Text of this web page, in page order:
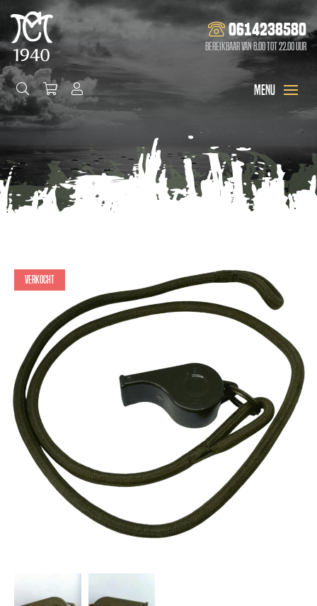
0614238580
Bereikbaar van 8.00 tot 22.00 uur
Verkocht